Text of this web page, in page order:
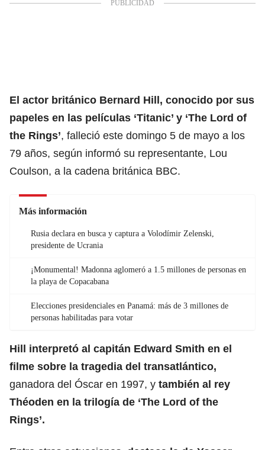
El actor británico Bernard Hill, conocido por sus
papeles en las películas ‘Titanic’ y ‘The Lord of
the Rings’, falleció este domingo 5 de mayo a los
79 años, según informó su representante, Lou
Coulson, a la cadena británica BBC.
Más información
Rusia declara en busca y captura a Volodímir Zelenski,
presidente de Ucrania
¡Monumental! Madonna aglomeró a 1.5 millones de personas en
la playa de Copacabana
Elecciones presidenciales en Panamá: más de 3 millones de
personas habilitadas para votar
Hill interpretó al capitán Edward Smith en el
filme sobre la tragedia del transatlántico,
ganadora del Óscar en 1997, y también al rey
Théoden en la trilogía de ‘The Lord of the
Rings’.